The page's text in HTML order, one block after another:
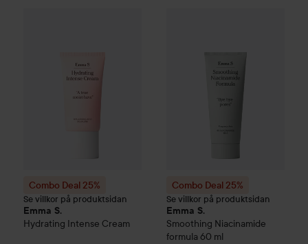
Combo Deal 25%
Se villkor på produktsidan
Emma S.
Hydrating Intense Cream
Combo Deal 25%
Se villkor på produktsidan
Emma S.
Smoothing Niacinamide
formula 60 ml